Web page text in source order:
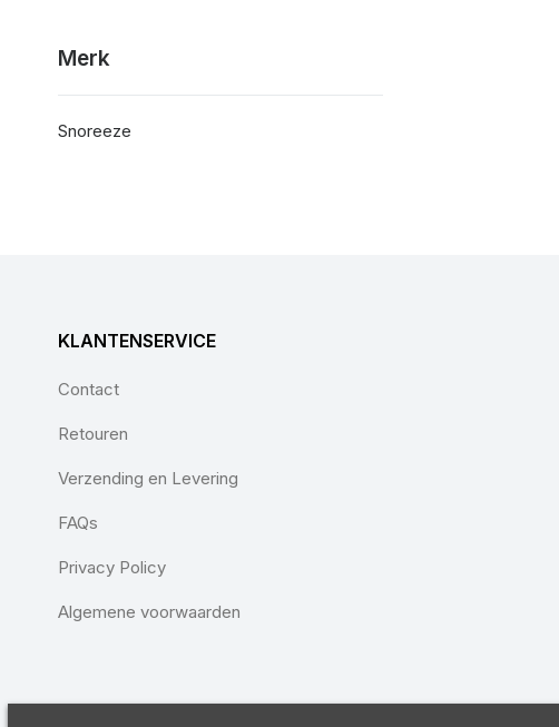
Merk
Snoreeze
KLANTENSERVICE
Contact
Retouren
Verzending en Levering
FAQs
Privacy Policy
Algemene voorwaarden